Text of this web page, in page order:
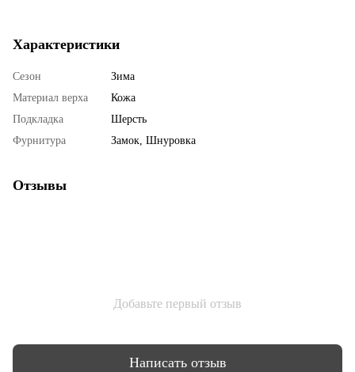
Характеристики
Сезон
Зима
Материал верха
Кожа
Подкладка
Шерсть
Фурнитура
Замок, Шнуровка
Отзывы
Добавьте первый отзыв
Написать отзыв